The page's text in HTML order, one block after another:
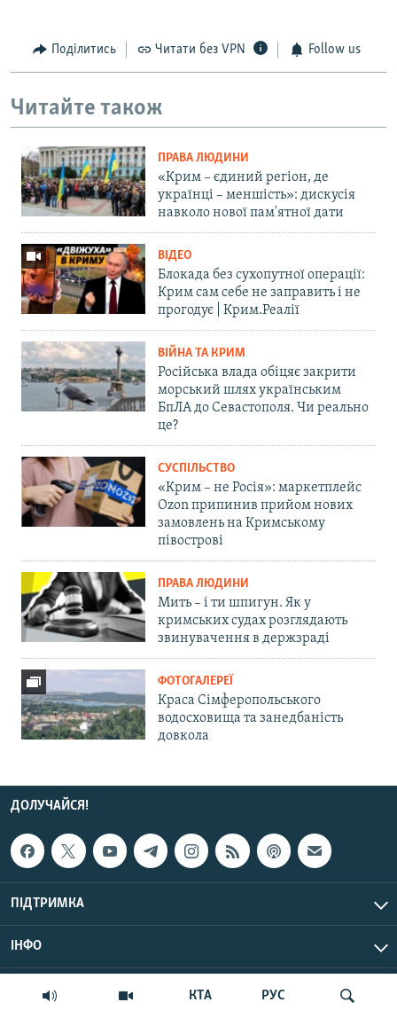
КТА РУС
Поділитись Читати без VPN Follow us
Читайте також
ПРАВА ЛЮДИНИ
«Крим – єдиний регіон, де
українці – меншість»: дискусія
навколо нової пам'ятної дати
ВІДЕО
Блокада без сухопутної операції:
Крим сам себе не заправить і не
прогодує | Крим.Реалії
ВІЙНА ТА КРИМ
Російська влада обіцяє закрити
морський шлях українським
БпЛА до Севастополя. Чи реально
це?
СУСПІЛЬСТВО
«Крим – не Росія»: маркетплейс
Ozon припинив прийом нових
замовлень на Кримському
півострові
ПРАВА ЛЮДИНИ
Мить – і ти шпигун. Як у
кримських судах розглядають
звинувачення в держзраді
ФОТОГАЛЕРЕЇ
Краса Сімферопольського
водосховища та занедбаність
довкола
ДОЛУЧАЙСЯ!
ПІДТРИМКА
ІНФО
© Крим.Реалії, 2026 | Усі права застережено.